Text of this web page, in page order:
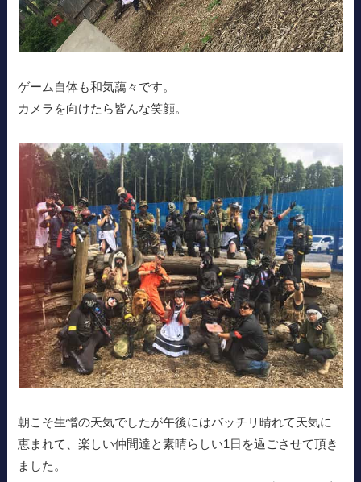
ゲーム自体も和気藹々です。
カメラを向けたら皆んな笑顔。
朝こそ生憎の天気でしたが午後にはバッチリ晴れて天気に
恵まれて、楽しい仲間達と素晴らしい1日を過ごさせて頂き
ました。